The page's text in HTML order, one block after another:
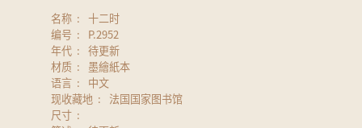
名称
十二时
编号
P.2952
年代
待更新
材质
墨繪紙本
语言
中文
现收藏地
法国国家图书馆
尺寸